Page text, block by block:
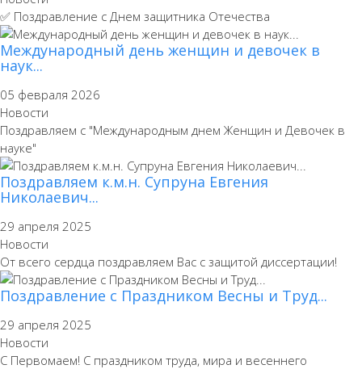
✅ Поздравление с Днем защитника Отечества
Международный день женщин и девочек в
наук...
05 февраля 2026
Новости
Поздравляем с "Международным днем Женщин и Девочек в
науке"
Поздравляем к.м.н. Супруна Евгения
Николаевич...
29 апреля 2025
Новости
От всего сердца поздравляем Вас с защитой диссертации!
Поздравление с Праздником Весны и Труд...
29 апреля 2025
Новости
С Первомаем! С праздником труда, мира и весеннего